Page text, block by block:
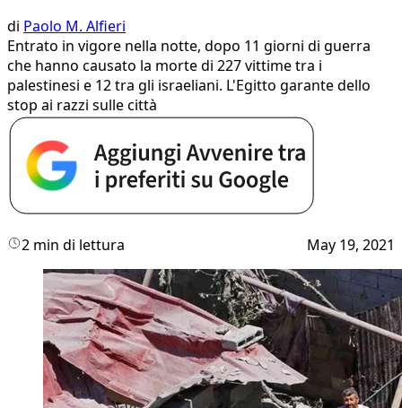
di Paolo M. Alfieri
Entrato in vigore nella notte, dopo 11 giorni di guerra
che hanno causato la morte di 227 vittime tra i
palestinesi e 12 tra gli israeliani. L'Egitto garante dello
stop ai razzi sulle città
2 min di lettura May 19, 2021